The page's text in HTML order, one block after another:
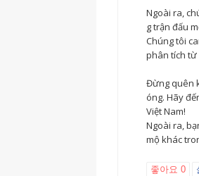
Ngoài ra,
g trận đấu
Chúng tôi
phân tích từ
Đừng quên
óng. Hãy
Việt Nam!
Ngoài ra,
mộ khác
좋아요 0